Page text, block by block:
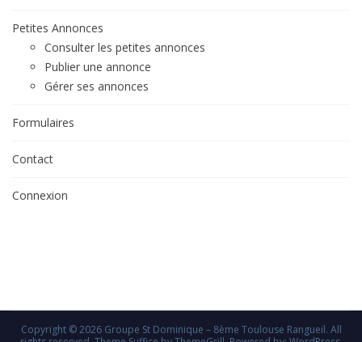
Petites Annonces
Consulter les petites annonces
Publier une annonce
Gérer ses annonces
Formulaires
Contact
Connexion
Copyright © 2026 Groupe St Dominique – 8ème Toulouse Rangueil. All